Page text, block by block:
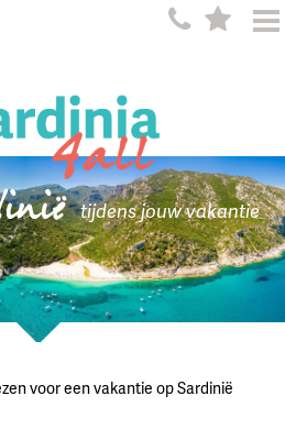
tijdens jouw vakantie
voor een vakantie op Sardinië